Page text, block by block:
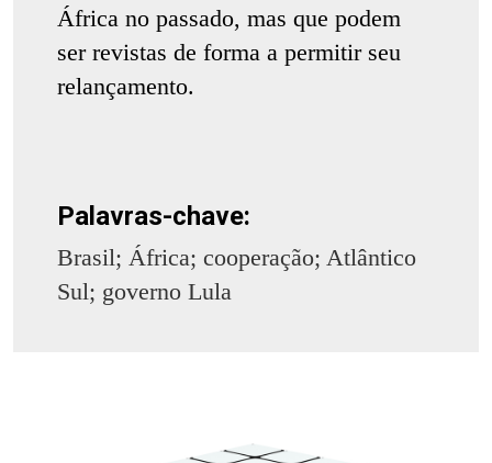
África no passado, mas que podem
ser revistas de forma a permitir seu
relançamento.
Palavras-chave:
Brasil; África; cooperação; Atlântico
Sul; governo Lula